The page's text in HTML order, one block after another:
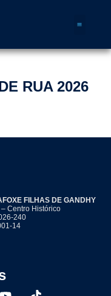
RUA 2026
FILHAS DE GANDHY
Centro Histórico
240
14